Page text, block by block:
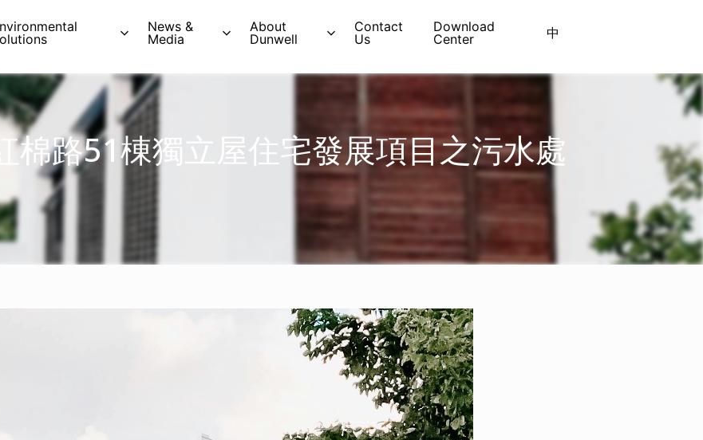
News &
Media
About
Dunwell
Contact
Us
Download
Center
中
棉路51棟獨立屋住宅發展項目之污水處